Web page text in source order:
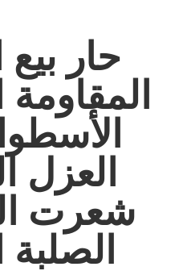
حار بيع
العزل
شعرت